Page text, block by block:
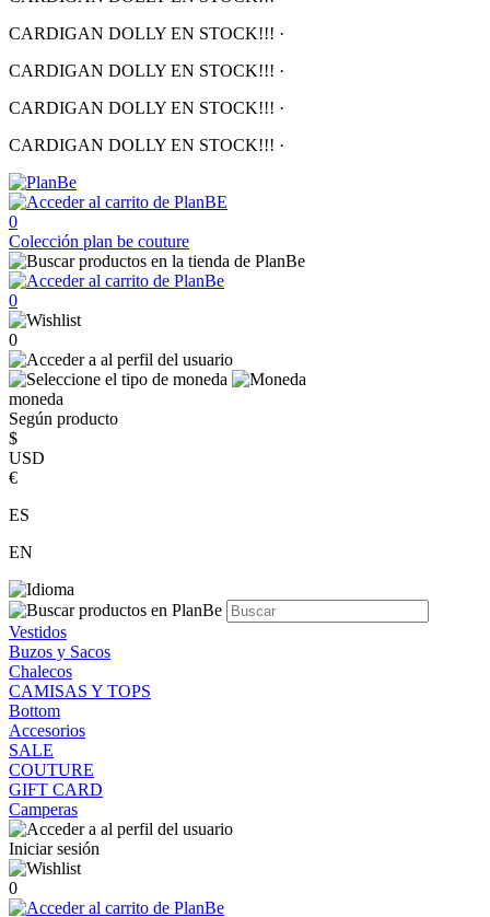
CARDIGAN DOLLY EN STOCK!!! ·
CARDIGAN DOLLY EN STOCK!!! ·
CARDIGAN DOLLY EN STOCK!!! ·
CARDIGAN DOLLY EN STOCK!!! ·
0
Colección plan be couture
0
0
moneda
Según producto
$
USD
€
ES
EN
Vestidos
Buzos y Sacos
Chalecos
CAMISAS Y TOPS
Bottom
Accesorios
SALE
COUTURE
GIFT CARD
Camperas
Iniciar sesión
0